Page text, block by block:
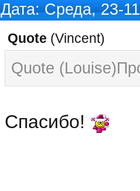
Дата: Среда, 23-
Quote (Vincent)
Quote
Спасибо!